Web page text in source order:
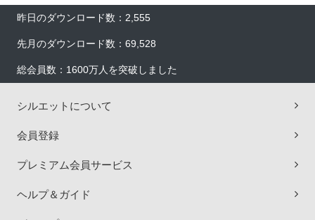
昨日のダウンロード数：2,555
先月のダウンロード数：69,528
総会員数：1600万人を突破しました
シルエットについて
会員登録
プレミアム会員サービス
ヘルプ＆ガイド